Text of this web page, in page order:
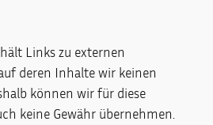
Links zu externen
deren Inhalte wir keinen
können wir für diese
keine Gewähr übernehmen.